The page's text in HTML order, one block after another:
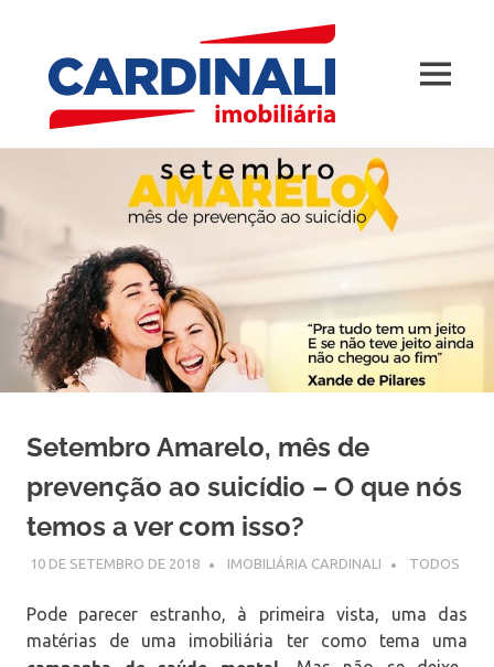
content
MENU
Setembro Amarelo, mês de
prevenção ao suicídio – O que nós
temos a ver com isso?
10 DE SETEMBRO DE 2018 IMOBILIÁRIA CARDINALI TODOS
Pode parecer estranho, à primeira vista, uma das
matérias de uma imobiliária ter como tema uma